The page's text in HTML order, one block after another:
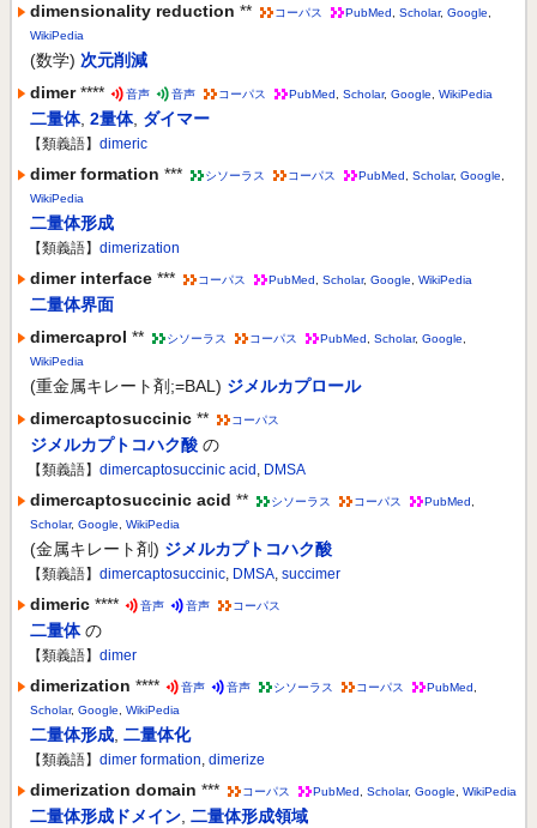
dimensionality reduction ** コーパス PubMed Scholar, Google
WikiPedia
(数学) 次元削減
dimer **** 音声 音声 コーパス PubMed Scholar, Google WikiPedia
二量体, 2量体, ダイマー
【類義語】 dimeric
dimer formation *** シソーラス コーパス PubMed Scholar, Google
WikiPedia
二量体形成
【類義語】 dimerization
dimer interface *** コーパス PubMed Scholar, Google WikiPedia
二量体界面
dimercaprol ** シソーラス コーパス PubMed Scholar, Google
WikiPedia
(重金属キレート剤;=BAL) ジメルカプロール
dimercaptosuccinic ** コーパス
ジメルカプトコハク酸 の
【類義語】 dimercaptosuccinic acid , DMSA
dimercaptosuccinic acid ** シソーラス コーパス PubMed
Scholar, Google WikiPedia
(金属キレート剤) ジメルカプトコハク酸
【類義語】 dimercaptosuccinic, DMSA, succimer
dimeric **** 音声 音声 コーパス
二量体 の
【類義語】 dimer
dimerization **** 音声 音声 シソーラス コーパス PubMed
Scholar, Google WikiPedia
二量体形成 二量体化
【類義語】 dimer formation, dimerize
dimerization domain *** コーパス PubMed Scholar, Google WikiPedia
二量体形成ドメイン 二量体形成領域